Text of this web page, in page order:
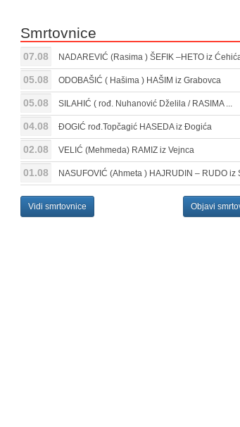
Smrtovnice
07.08 NADAREVIĆ (Rasima ) ŠEFIK –HETO iz
05.08 ODOBAŠIĆ ( Hašima ) HAŠIM iz Grabovca
05.08 SILAHIĆ ( rođ. Nuhanović Dželila / RASIMA ...
04.08 ĐOGIĆ rođ.Topčagić HASEDA iz Đogića
02.08 VELIĆ (Mehmeda) RAMIZ iz Vejnca
01.08 NASUFOVIĆ (Ahmeta ) HAJRUDIN – RUDO iz
Vidi smrtovnice Objavi